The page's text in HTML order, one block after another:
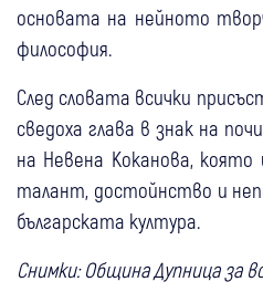
основата на нейното
философия.
След словата всички
сведоха глава в знак на
на Невена Коканова,
талант, достойнство и
българската култура.
Снимки: Община Дупница за